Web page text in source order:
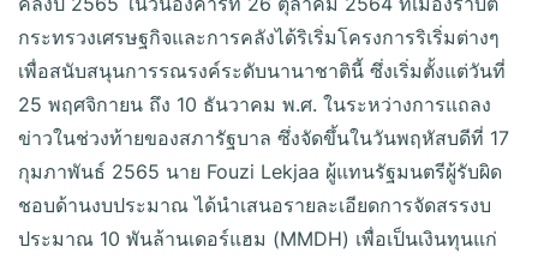
กระทรวงเศรษฐกิจและการคลังได้ริเริ่มโครงการริเริ่มต่างๆ
เพื่อสนับสนุนการรณรงค์ระดับนานาชาตินี้ ซึ่งเริ่มตั้งแต่วันที่
25 พฤศจิกายน ถึง 10 ธันวาคม พ.ศ. ในระหว่างการแถลง
ข่าวในช่วงท้ายของสภารัฐบาล ซึ่งจัดขึ้นในวันพฤหัสบดีที่ 17
กุมภาพันธ์ 2565 นาย Fouzi Lekjaa ผู้แทนรัฐมนตรีผู้รับผิด
ชอบด้านงบประมาณ ได้นำเสนอรายละเอียดการจัดสรรงบ
ประมาณ 10 พันล้านเดอร์แฮม (MMDH) เพื่อเป็นเงินทุนแก่